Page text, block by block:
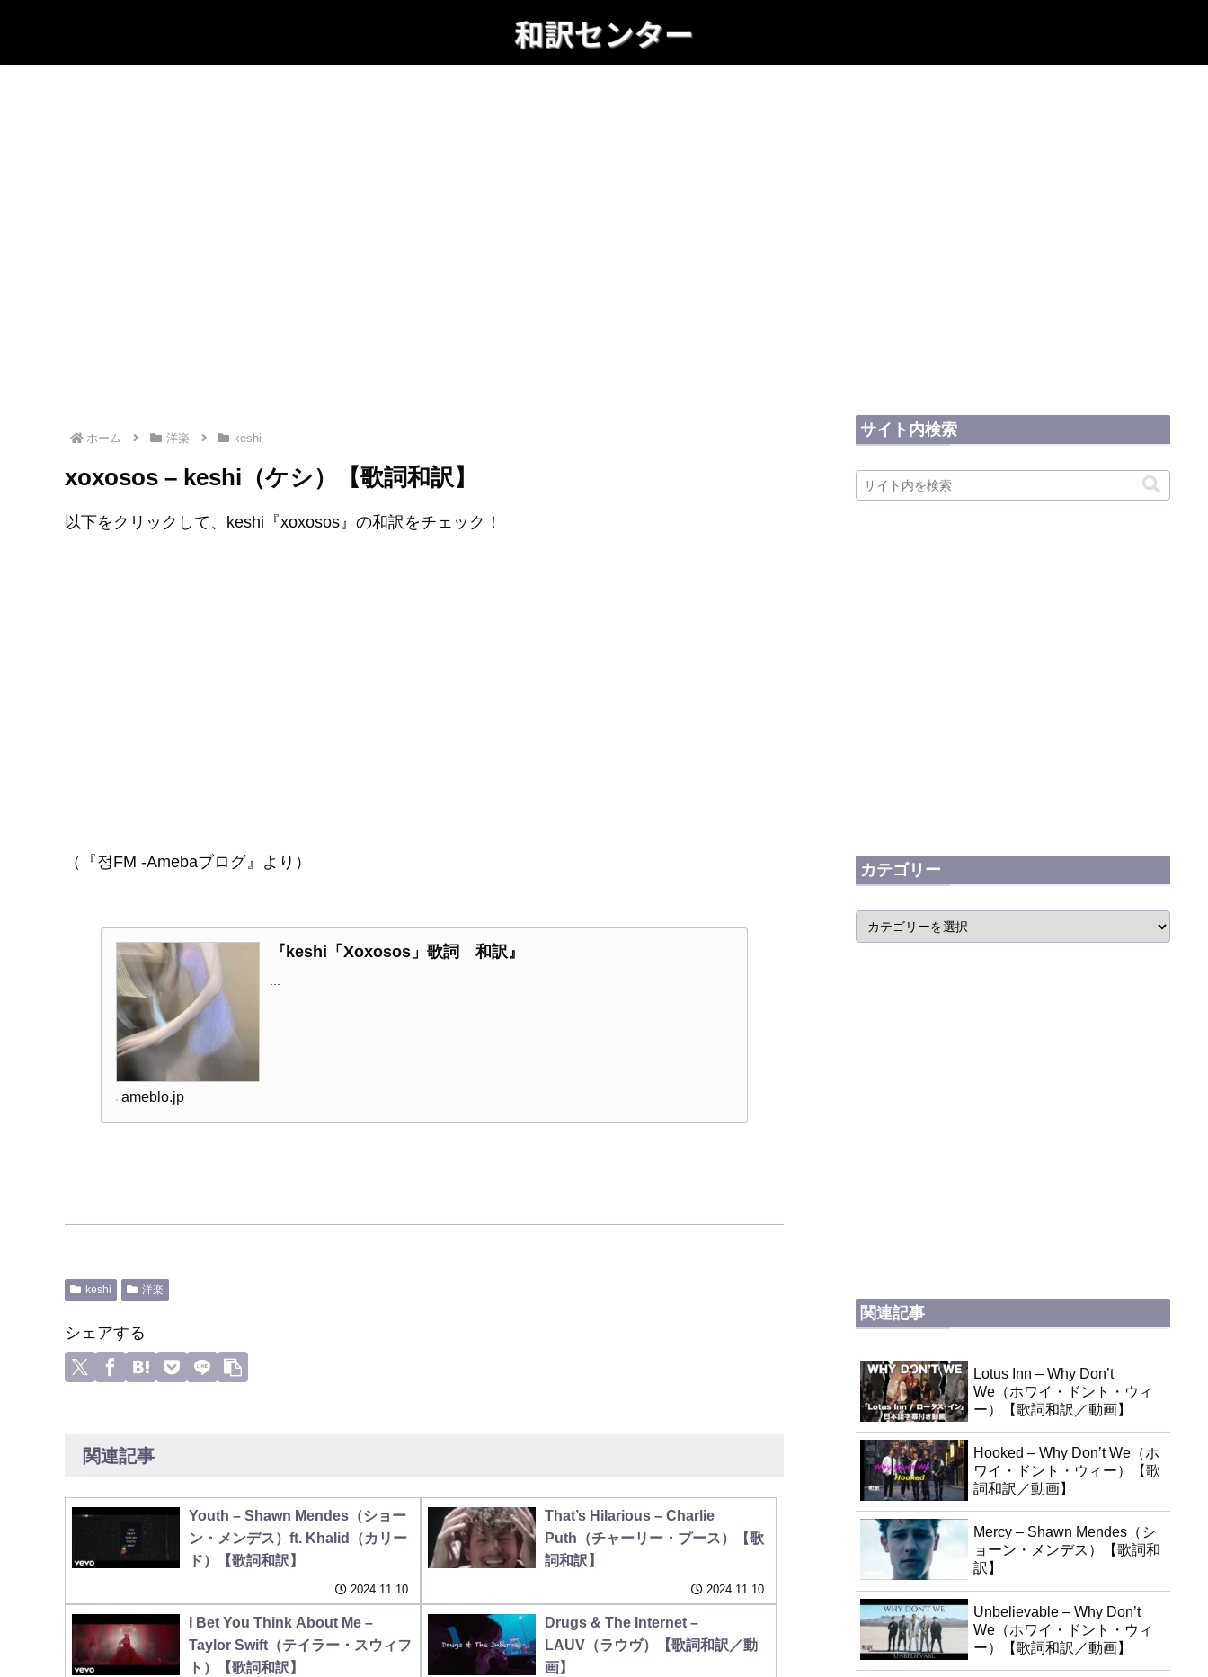
ホーム 洋楽 keshi
xoxosos – keshi（ケシ）【歌詞和訳】
以下をクリックして、keshi『xoxosos』の和訳をチェック！
（『정FM -Amebaブログ』より）
『keshi「Xoxosos」歌詞 和訳』
ameblo.jp
keshi 洋楽
シェアする
関連記事
Youth – Shawn Mendes（ショー
ン・メンデス）ft. Khalid（カリー
ド）【歌詞和訳】
2024.11.10
That’s Hilarious – Charlie
Puth（チャーリー・プース）【歌
詞和訳】
2024.11.10
I Bet You Think About Me –
Taylor Swift（テイラー・スウィフ
ト）【歌詞和訳】
Drugs & The Internet –
LAUV（ラウヴ）【歌詞和訳／動
画】
サイト内検索
カテゴリー
関連記事
Lotus Inn – Why Don’t
We（ホワイ・ドント・ウィ
ー）【歌詞和訳／動画】
Hooked – Why Don’t We（ホ
ワイ・ドント・ウィー）【歌
詞和訳／動画】
Mercy – Shawn Mendes（シ
ョーン・メンデス）【歌詞和
訳】
Unbelievable – Why Don’t
We（ホワイ・ドント・ウィ
ー）【歌詞和訳／動画】